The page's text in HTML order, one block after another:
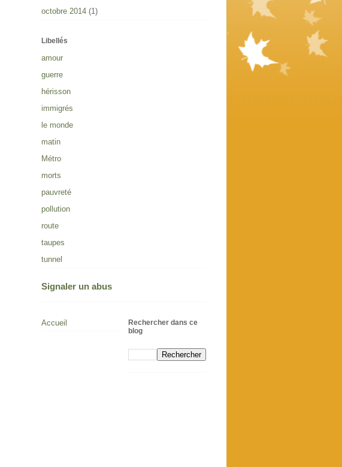
octobre 2014 (1)
Libellés
amour
guerre
hérisson
immigrés
le monde
matin
Métro
morts
pauvreté
pollution
route
taupes
tunnel
Signaler un abus
Accueil
Rechercher dans ce
blog